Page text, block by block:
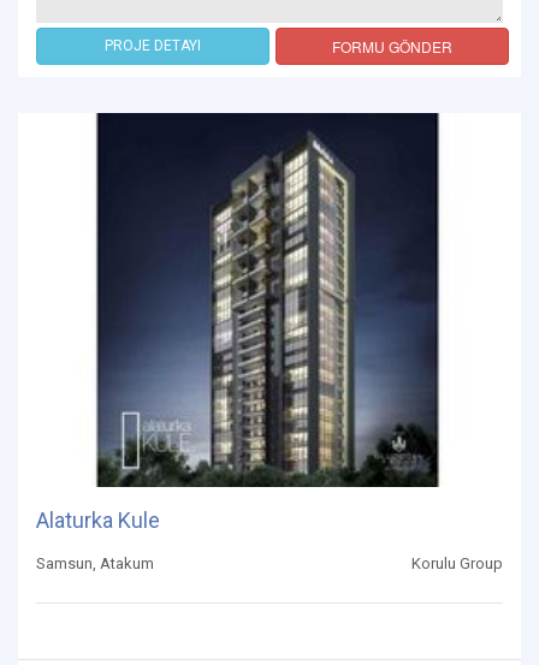
PROJE DETAYI FORMU GÖNDER
Alaturka Kule
Samsun, Atakum Korulu Group